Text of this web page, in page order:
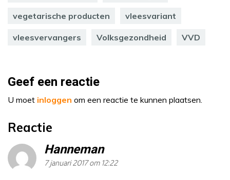
vegetarische producten vleesvariant
vleesvervangers Volksgezondheid VVD
Geef een reactie
U moet inloggen om een reactie te kunnen plaatsen.
Reactie
Hanneman
7 januari 2017 om 12:22